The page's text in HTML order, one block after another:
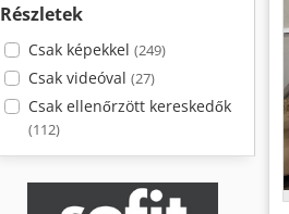
Részletek
Csak képekkel (249)
Csak videóval (27)
Csak ellenőrzött kereskedők
(112)